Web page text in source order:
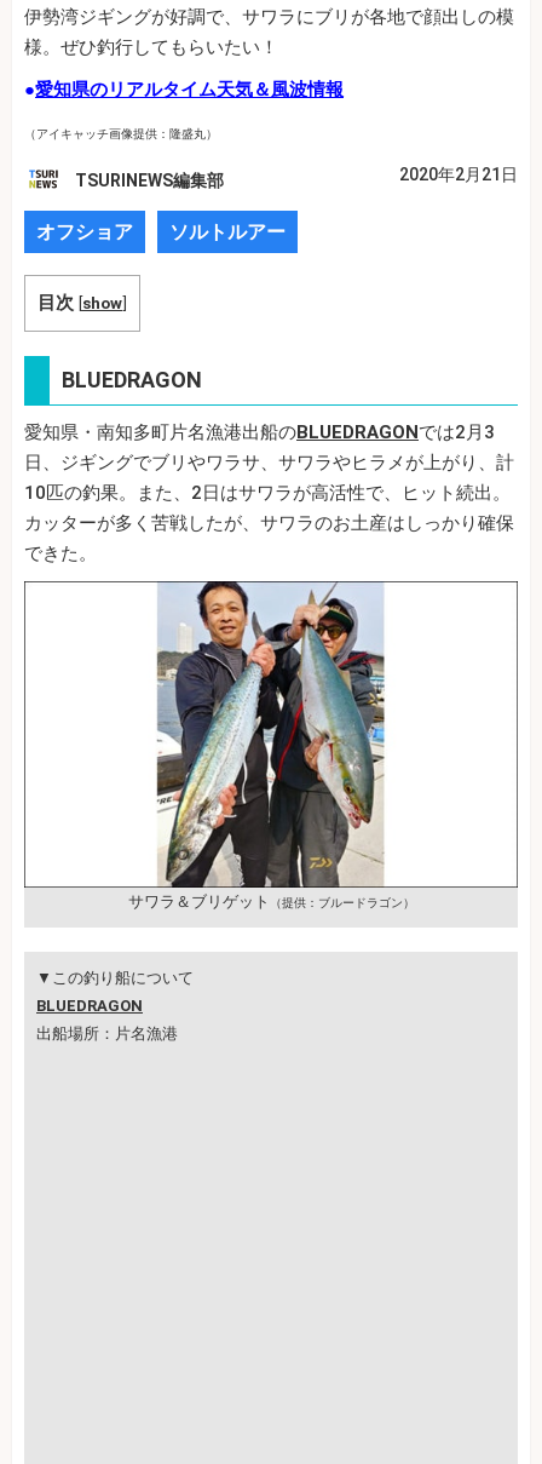
伊勢湾ジギングが好調で、サワラにブリが各地で顔出しの模
様。ぜひ釣行してもらいたい！
●愛知県のリアルタイム天気＆風波情報
（アイキャッチ画像提供：隆盛丸）
TSURINEWS編集部 2020年2月21日
オフショア ソルトルアー
目次 [show]
BLUEDRAGON
愛知県・南知多町片名漁港出船のBLUEDRAGONでは2月3
日、ジギングでブリやワラサ、サワラやヒラメが上がり、計
10匹の釣果。また、2日はサワラが高活性で、ヒット続出。
カッターが多く苦戦したが、サワラのお土産はしっかり確保
できた。
サワラ＆ブリゲット （提供：ブルードラゴン）
▼この釣り船について
BLUEDRAGON
出船場所：片名漁港